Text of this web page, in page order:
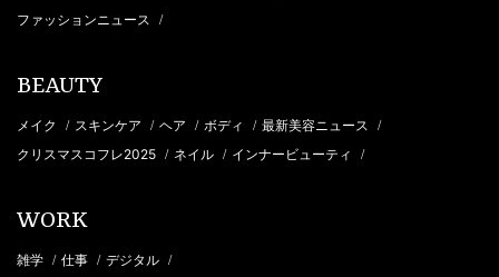
ファッションニュース /
BEAUTY
メイク / スキンケア / ヘア / ボディ / 最新美容ニュース /
クリスマスコフレ2025 / ネイル / インナービューティ /
WORK
雑学 / 仕事 / デジタル /